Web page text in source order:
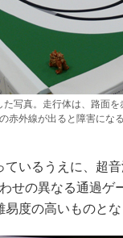
写真。走行体は、路面を
赤外線が出ると障害にな
いるうえに、超
せの異なる通過
度の高いものとな